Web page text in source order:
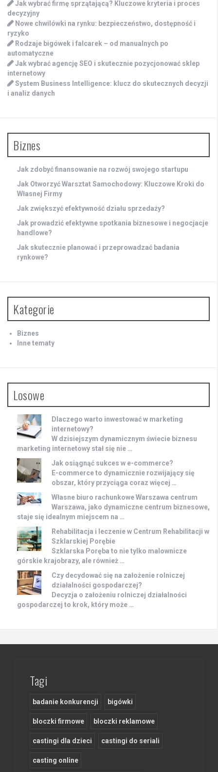
Jak wybrać firmę sprzątającą? Kluczowe kryteria i proces
decyzyjny
Nowe chwilówki na rynku: bezpieczeństwo, dostępność i
ryzyko
Rodzaje bigówek i falcarek – od manualnych po
automatyczne
Jak wybrać agencję SEO i skutecznie pozycjonować sklep
internetowy
System Business Intelligence: klucz do skutecznych decyzji
i analiz danych
Biznes
Jak zdobyć finansowanie na rozwój swojego startupu
Jak Otworzyć Warsztat Samochodowy: Kluczowe Kroki do
Własnej Firmy
Jak zwiększyć efektywność działu sprzedaży?
Jak prowadzić efektywne spotkania biznesowe i negocjacje
handlowe?
Jak skutecznie planować i przeprowadzać badania
rynkowe?
Kategorie
Biznes
Inne tematy
Losowe
Dlaczego warto inwestować w marketing
internetowy?
W dzisiejszym dynamicznym świecie biznesu
marketing internetowy stał się nie …
Jak osiągnąć sukces w e-commerce?
E-commerce to dynamicznie rozwijający się
obszar, który przyciąga coraz więcej …
Własne biuro rachunkowe Warszawa centrum
Warszawa, jako dynamiczne centrum biznesowe,
staje się idealnym miejscem na …
Rehabilitacja i leczenie w Centrum Rehabilitacji w
Szklarskiej Porębie
Szklarska Poręba to nie tylko malownicze
górskie krajobrazy, ale również …
Czy decydować się na założenie rolniczej
działalności gospodarczej?
Decyzja o założeniu rolniczej działalności
gospodarczej to krok, który może …
Tagi
badanie konkurencji bigówki
bloczki firmowe bloczki reklamowe
castingi dla dzieci castingi do seriali
casting online